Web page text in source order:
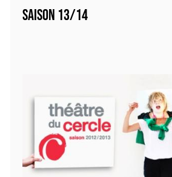
SAISON 13/14